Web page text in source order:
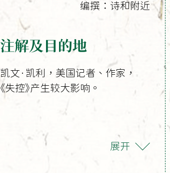
编撰：诗和附近
注解及目的地
凯文·凯利，美国记者、作家，
《失控》产生较大影响。
展开